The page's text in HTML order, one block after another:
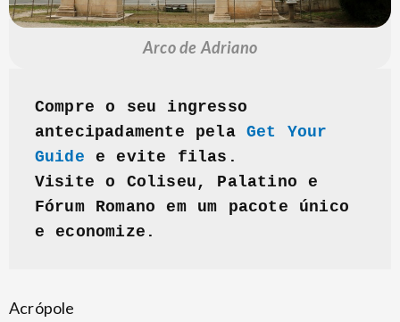
Arco de Adriano
Compre o seu ingresso
antecipadamente pela Get Your
Guide e evite filas.
Visite o Coliseu, Palatino e
Fórum Romano em um pacote único
e economize.
Acrópole